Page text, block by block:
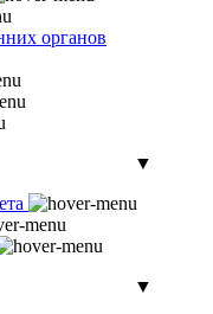
органов
▼
▼